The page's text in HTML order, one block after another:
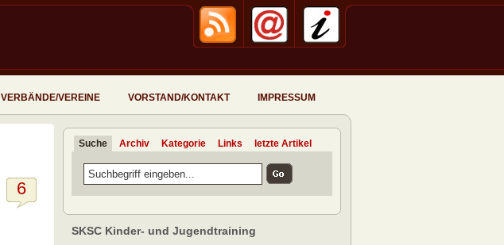
VERBÄNDE/VEREINE VORSTAND/KONTAKT IMPRESSUM
6
Suche Archiv Kategorie Links letzte Artikel
SKSC Kinder- und Jugendtraining